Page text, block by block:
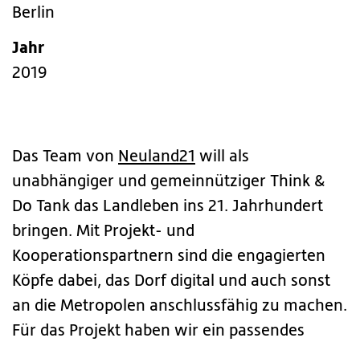
Berlin
Jahr
2019
Das Team von Neuland21 will als
unabhängiger und gemeinnütziger Think &
Do Tank das Landleben ins 21. Jahrhundert
bringen. Mit Projekt- und
Kooperationspartnern sind die engagierten
Köpfe dabei, das Dorf digital und auch sonst
an die Metropolen anschlussfähig zu machen.
Für das Projekt haben wir ein passendes